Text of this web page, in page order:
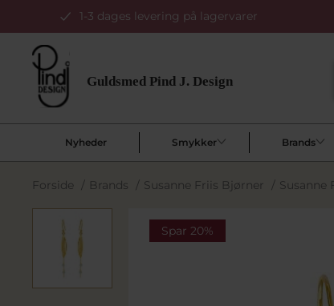
1-3 dages levering på lagervarer
Nyheder Smykker Brands
Forside / Brands / Susanne Friis Bjørner / Susanne
Spar 20%